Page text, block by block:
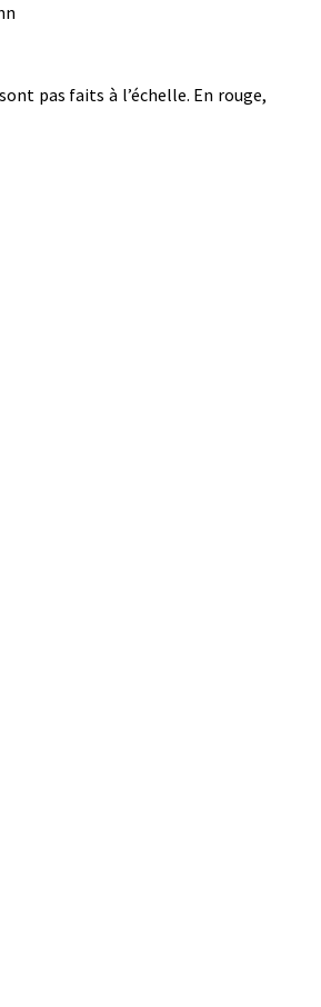
pas faits à l’échelle. En rouge,